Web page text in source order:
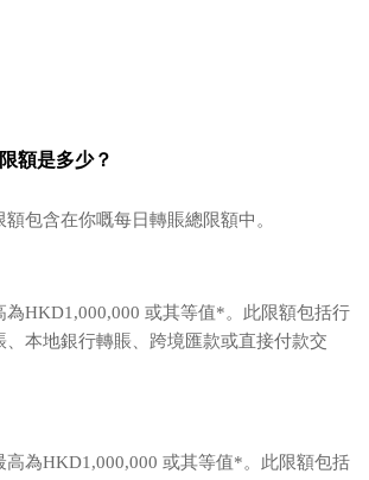
額是多少？
包含在你嘅每日轉賬總限額中。
為HKD1,000,000 或其等值*。此限額包括行
、本地銀行轉賬、跨境匯款或直接付款交
高為HKD1,000,000 或其等值*。此限額包括